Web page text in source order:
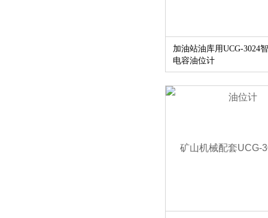
加油站油库用UCG-3024
电容油位计